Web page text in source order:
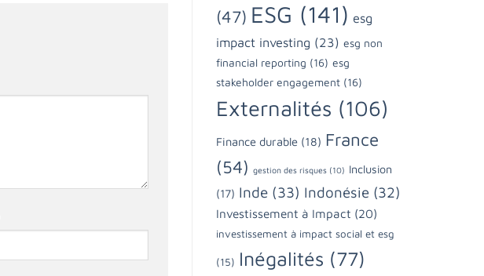
(47) ESG (141) esg
impact investing (23) esg non
financial reporting (16) esg
stakeholder engagement (16)
Externalités (106)
Finance durable (18) France
(54) gestion des risques (10) Inclusion
(17) Inde (33) Indonésie (32)
Investissement à Impact (20)
investissement à impact social et esg
(15) Inégalités (77)